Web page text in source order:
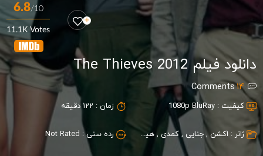
6.8/10
11.1K Votes
دانلود فیلم The Thieves 2012
14
Comments
کیفیت : 1080p BluRay زمان : 122 دقیقه
ژانر : اکشن,جنایی ,کمدی ,هیجان انگیز رده سنی : Not Rated